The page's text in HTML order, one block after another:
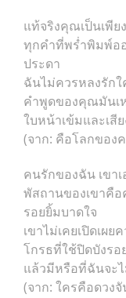
แท้จริงคุณเป็นเพีย
ทุกคำที่พร่ำพิมพ์อ
ประดา
ฉันไม่ควรหลงรัก
คำพูดของคุณมันเ
ใบหน้าเข้มและเสี
(จาก: คือโลกของ
คนรักของฉัน เขา
พัสถานของเขาคือ
รอยยิ้มบาดใจ
เขาไม่เคยเปิดเผ
โกรธที่ใช้ปิดบังรอ
แล้วมีหรือที่ฉันจะไ
(จาก: ใครคือดวง